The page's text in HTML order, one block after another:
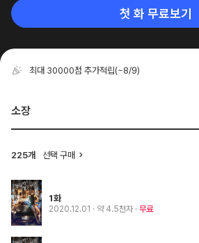
첫 화 무료보기
최대 30000점 추가적립(~8/9)
소장
225개 선택 구매
1화
2020.12.01 · 약 4.5천자 무료